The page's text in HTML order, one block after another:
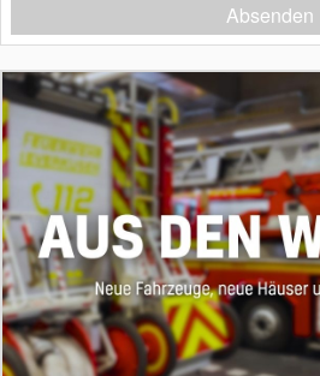
Absenden